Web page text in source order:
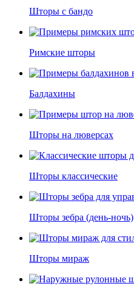
Шторы с бандо
Римские шторы
Балдахины
Шторы на люверсах
Шторы классические
Шторы зебра (день-ночь)
Шторы мираж